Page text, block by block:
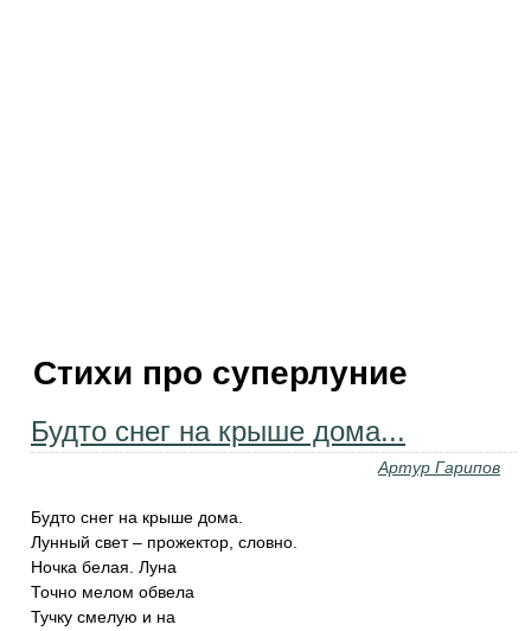
Стихи про суперлуние
Будто снег на крыше дома...
Артур Гарипов
Будто снег на крыше дома.
Лунный свет – прожектор, словно.
Ночка белая. Луна
Точно мелом обвела
Тучку смелую и на